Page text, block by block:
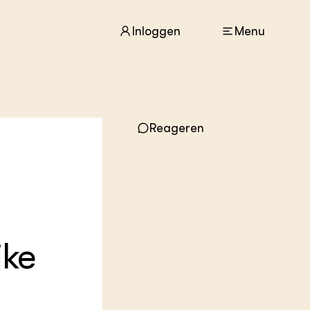
Inloggen Menu
In de regio
Reageren